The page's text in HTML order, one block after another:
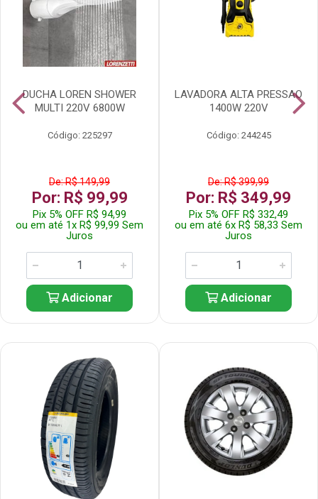
DUCHA LOREN SHOWER
MULTI 220V 6800W
Código: 225297
De: R$ 149,99
Por: R$ 99,99
Pix 5% OFF R$ 94,99
ou em até 1x R$ 99,99 Sem
Juros
Adicionar
LAVADORA ALTA PRESSAO
1400W 220V
Código: 244245
De: R$ 399,99
Por: R$ 349,99
Pix 5% OFF R$ 332,49
ou em até 6x R$ 58,33 Sem
Juros
Adicionar